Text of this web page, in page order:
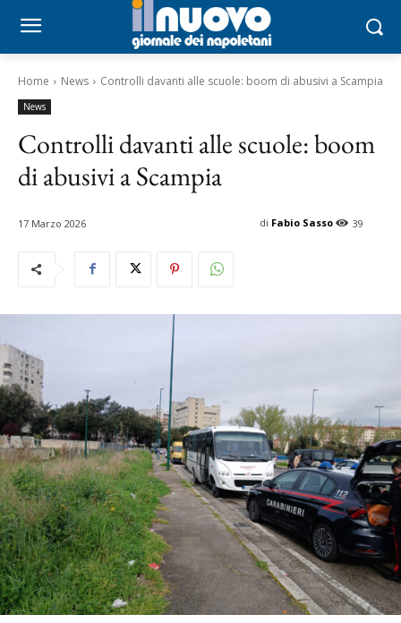
Home News Controlli davanti alle scuole: boom di abusivi a Scampia
News
Controlli davanti alle scuole: boom
di abusivi a Scampia
17 Marzo 2026 39
di Fabio Sasso